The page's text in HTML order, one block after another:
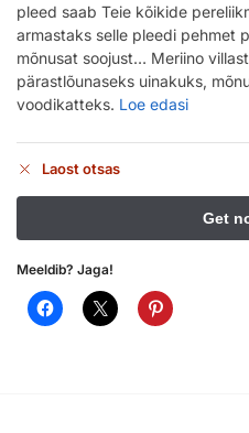
pleed saab Teie kõikide
armastaks selle pleedi pehmet
mõnusat soojust… Meriino
pärastlõunaseks uinakuks,
voodikatteks. Loe edasi
Laost otsas
Meeldib? Jaga!